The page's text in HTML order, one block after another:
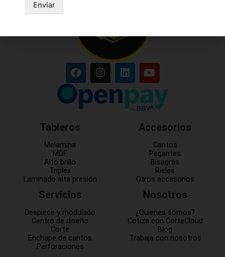
Tableros
Melamina
MDF
Alto brillo
Triplex
Laminado alta presión
Servicios
Despiece y modulado
Centro de diseño
Corte
Enchape de cantos
Perforaciones
Accesorios
Cantos
Pegantes
Bisagras
Rieles
Otros accesorios
Nosotros
¿Quienes somos?
Cotiza con CorteCloud
Blog
Trabaja con nosotros
Enviar